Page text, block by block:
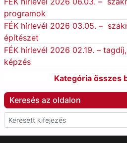
programok
FÉK hírlevél 2026 03.05. –
építészet
FÉK hírlevél 2026 02.19. –
képzés
Kategória összes
Keresés az oldalon